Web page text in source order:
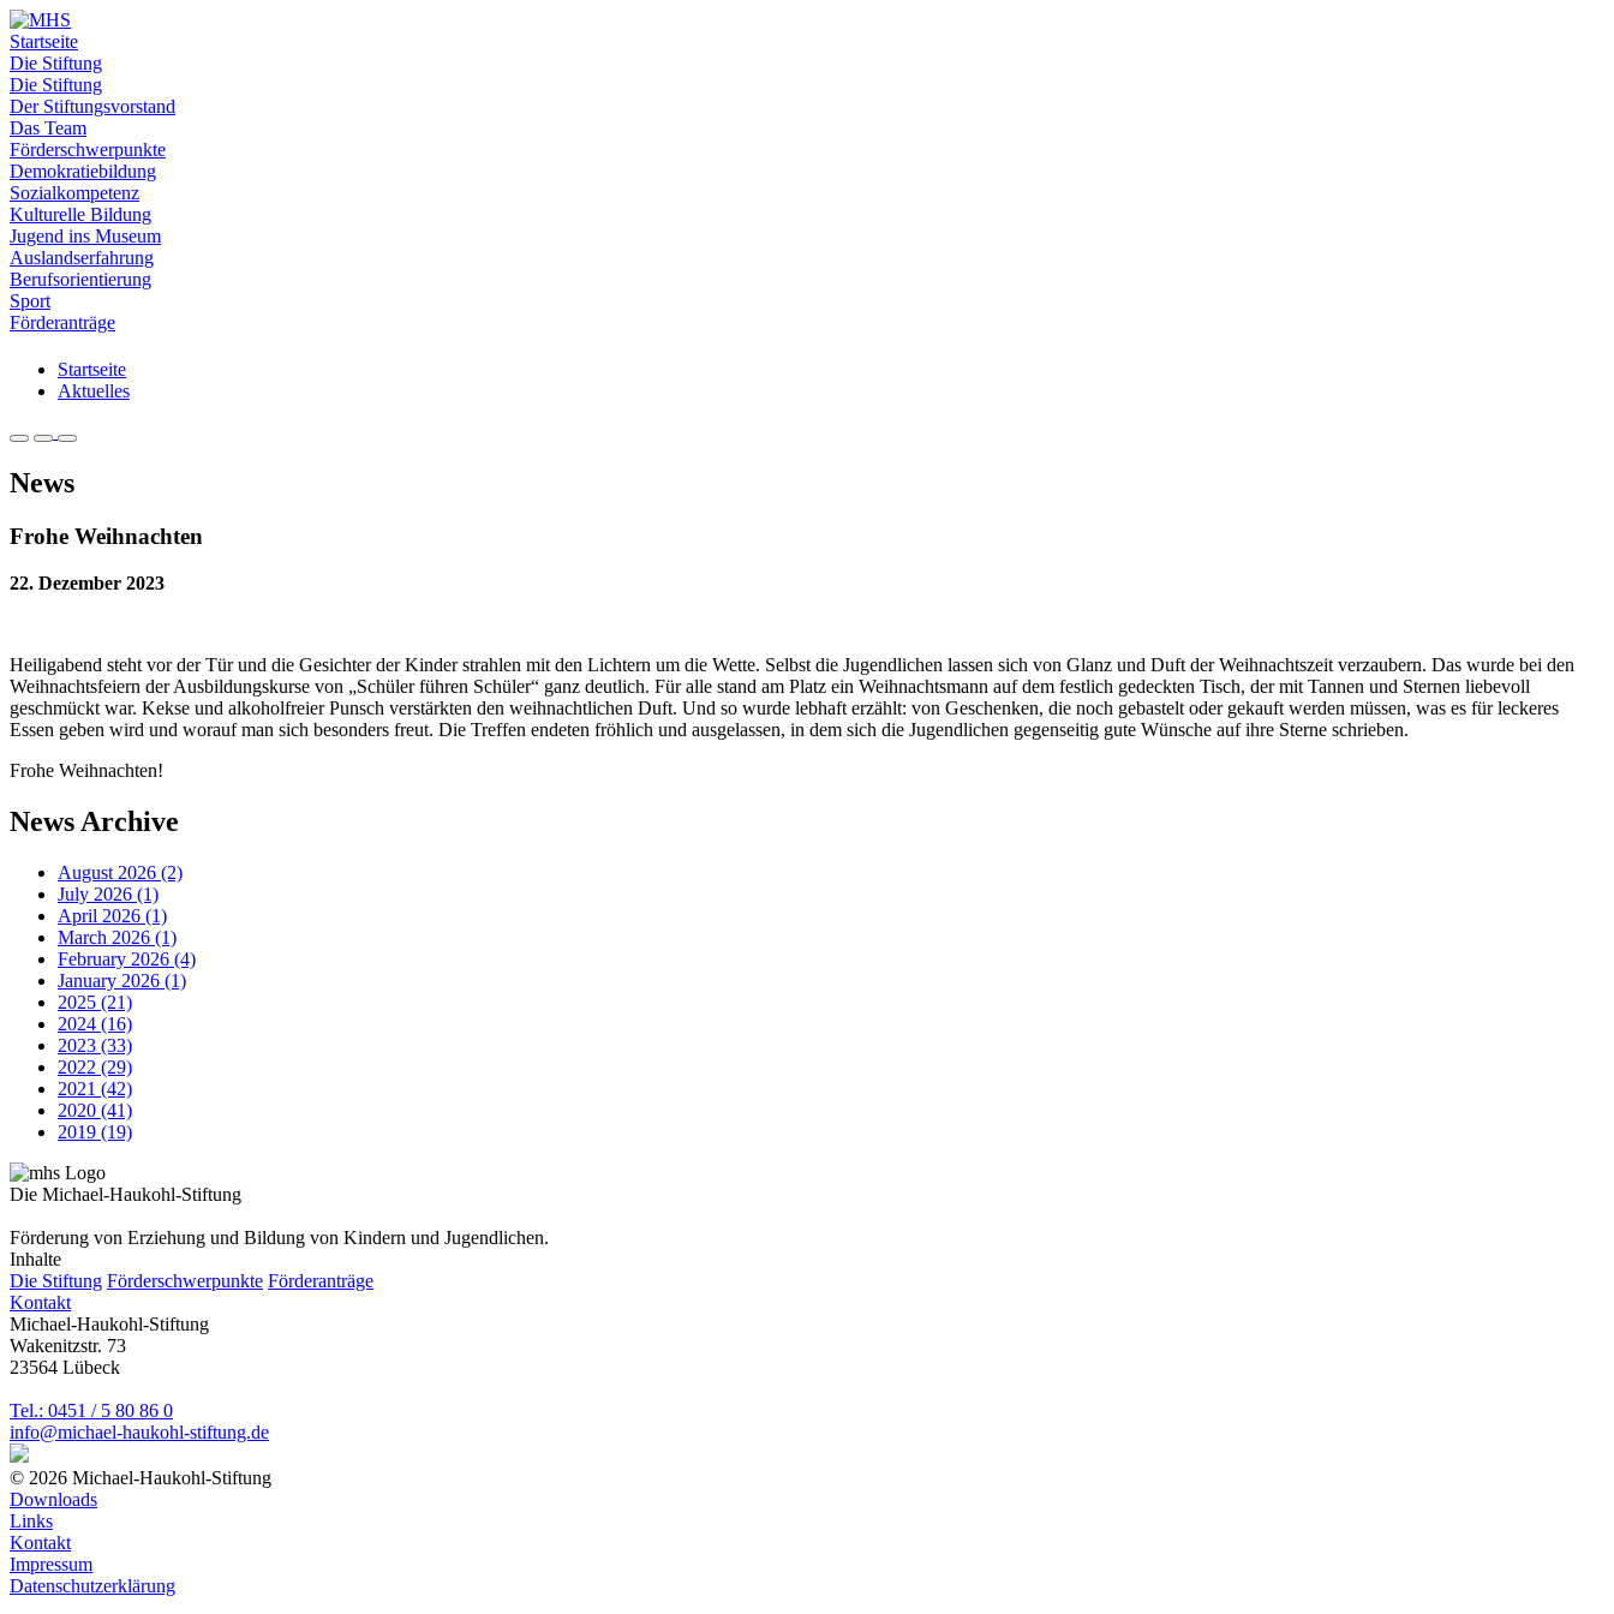
Startseite
Die Stiftung
Die Stiftung
Der Stiftungsvorstand
Das Team
Förderschwerpunkte
Demokratiebildung
Sozialkompetenz
Kulturelle Bildung
Jugend ins Museum
Auslandserfahrung
Berufsorientierung
Sport
Förderanträge
Startseite
Aktuelles
News
Frohe Weihnachten
22. Dezember 2023
Heiligabend steht vor der Tür und die Gesichter der Kinder strahlen mit den Lichtern um die Wette. Selbst die Jugendlichen lassen sich von Glanz und Duft der Weihnachtszeit verzaubern. Das wurde bei den
Weihnachtsfeiern der Ausbildungskurse von „Schüler führen Schüler“ ganz deutlich. Für alle stand am Platz ein Weihnachtsmann auf dem festlich gedeckten Tisch, der mit Tannen und Sternen liebevoll
geschmückt war. Kekse und alkoholfreier Punsch verstärkten den weihnachtlichen Duft. Und so wurde lebhaft erzählt: von Geschenken, die noch gebastelt oder gekauft werden müssen, was es für leckeres
Essen geben wird und worauf man sich besonders freut. Die Treffen endeten fröhlich und ausgelassen, in dem sich die Jugendlichen gegenseitig gute Wünsche auf ihre Sterne schrieben.
Frohe Weihnachten!
News Archive
August 2026 (2)
July 2026 (1)
April 2026 (1)
March 2026 (1)
February 2026 (4)
January 2026 (1)
2025 (21)
2024 (16)
2023 (33)
2022 (29)
2021 (42)
2020 (41)
2019 (19)
Die Michael-Haukohl-Stiftung
Förderung von Erziehung und Bildung von Kindern und Jugendlichen.
Inhalte
Die Stiftung Förderschwerpunkte Förderanträge
Kontakt
Michael-Haukohl-Stiftung
Wakenitzstr. 73
23564 Lübeck
Tel.: 0451 / 5 80 86 0
info@michael-haukohl-stiftung.de
© 2026 Michael-Haukohl-Stiftung
Downloads
Links
Kontakt
Impressum
Datenschutzerklärung